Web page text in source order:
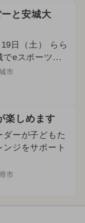
と安城大
日（土） らら
でeスポーツ...
市
楽しめます
ダーが子どもた
ンジをサポート
市